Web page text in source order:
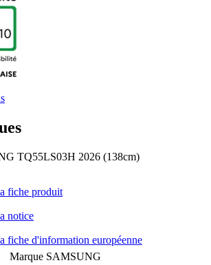
TQ55LS03H 2026 (138cm)
fiche produit
notice
fiche d'information européenne
Marque SAMSUNG